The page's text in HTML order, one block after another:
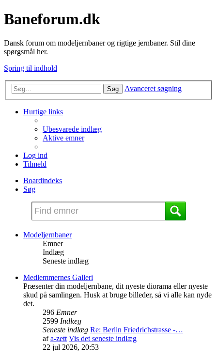
Baneforum.dk
Dansk forum om modeljernbaner og rigtige jernbaner. Stil dine
spørgsmål her.
Spring til indhold
Søg Avanceret søgning
Hurtige links
Ubesvarede indlæg
Aktive emner
Log ind
Tilmeld
Boardindeks
Søg
Modeljernbaner
Emner
Indlæg
Seneste indlæg
Medlemmernes Galleri
Præsenter din modeljernbane, dit nyeste diorama eller nyeste
skud på samlingen. Husk at bruge billeder, så vi alle kan nyde
det.
296 Emner
2599 Indlæg
Seneste indlæg Re: Berlin Friedrichstrasse -…
afa-zett Vis det seneste indlæg
22 jul 2026, 20:53